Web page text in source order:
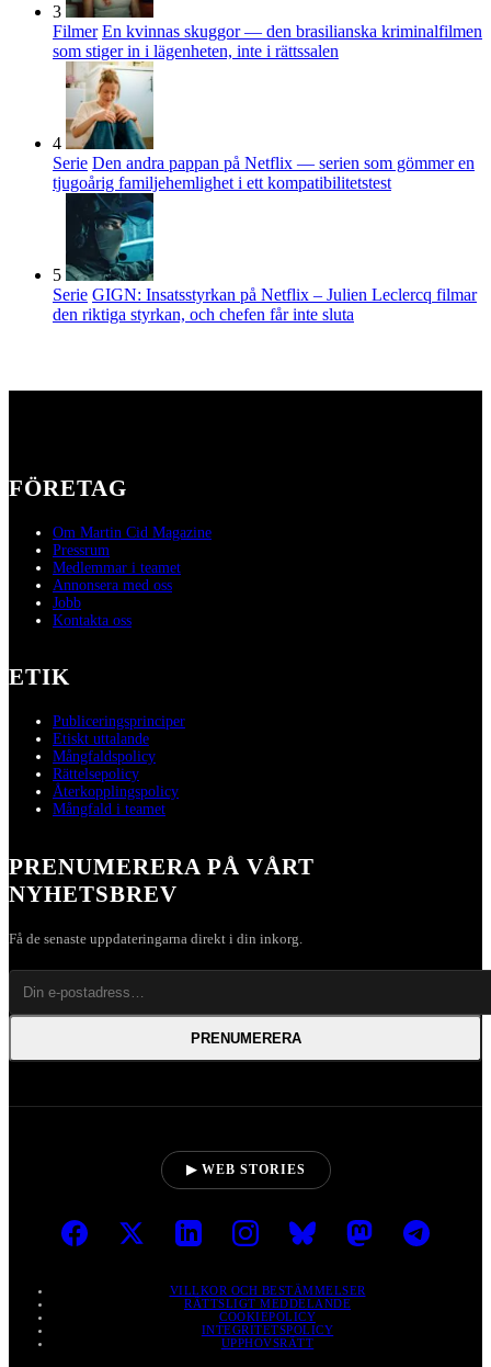
3
Filmer En kvinnas skuggor — den brasilianska kriminalfilmen
som stiger in i lägenheten, inte i rättssalen
4
Serie Den andra pappan på Netflix — serien som gömmer en
tjugoårig familjehemlighet i ett kompatibilitetstest
5
Serie GIGN: Insatsstyrkan på Netflix – Julien Leclercq filmar
den riktiga styrkan, och chefen får inte sluta
FÖRETAG
Om Martin Cid Magazine
Pressrum
Medlemmar i teamet
Annonsera med oss
Jobb
Kontakta oss
ETIK
Publiceringsprinciper
Etiskt uttalande
Mångfaldspolicy
Rättelsepolicy
Återkopplingspolicy
Mångfald i teamet
PRENUMERERA PÅ VÅRT
NYHETSBREV
Få de senaste uppdateringarna direkt i din inkorg.
PRENUMERERA
▶ WEB STORIES
VILLKOR OCH BESTÄMMELSER
RÄTTSLIGT MEDDELANDE
COOKIEPOLICY
INTEGRITETSPOLICY
UPPHOVSRÄTT